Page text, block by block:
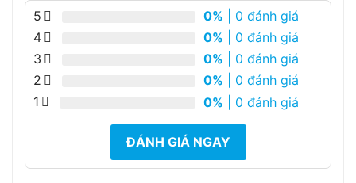
5 0% | 0 đánh giá
4
0% | 0 đánh giá
3
0% | 0 đánh giá
2
0% | 0 đánh giá
1
0% | 0 đánh giá
ĐÁNH GIÁ NGAY